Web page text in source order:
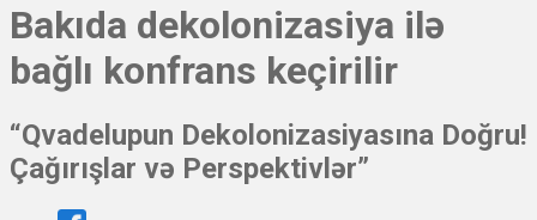
Bakıda dekolonizasiya ilə
bağlı konfrans keçirilir
“Qvadelupun Dekolonizasiyasına Doğru!
Çağırışlar və Perspektivlər”